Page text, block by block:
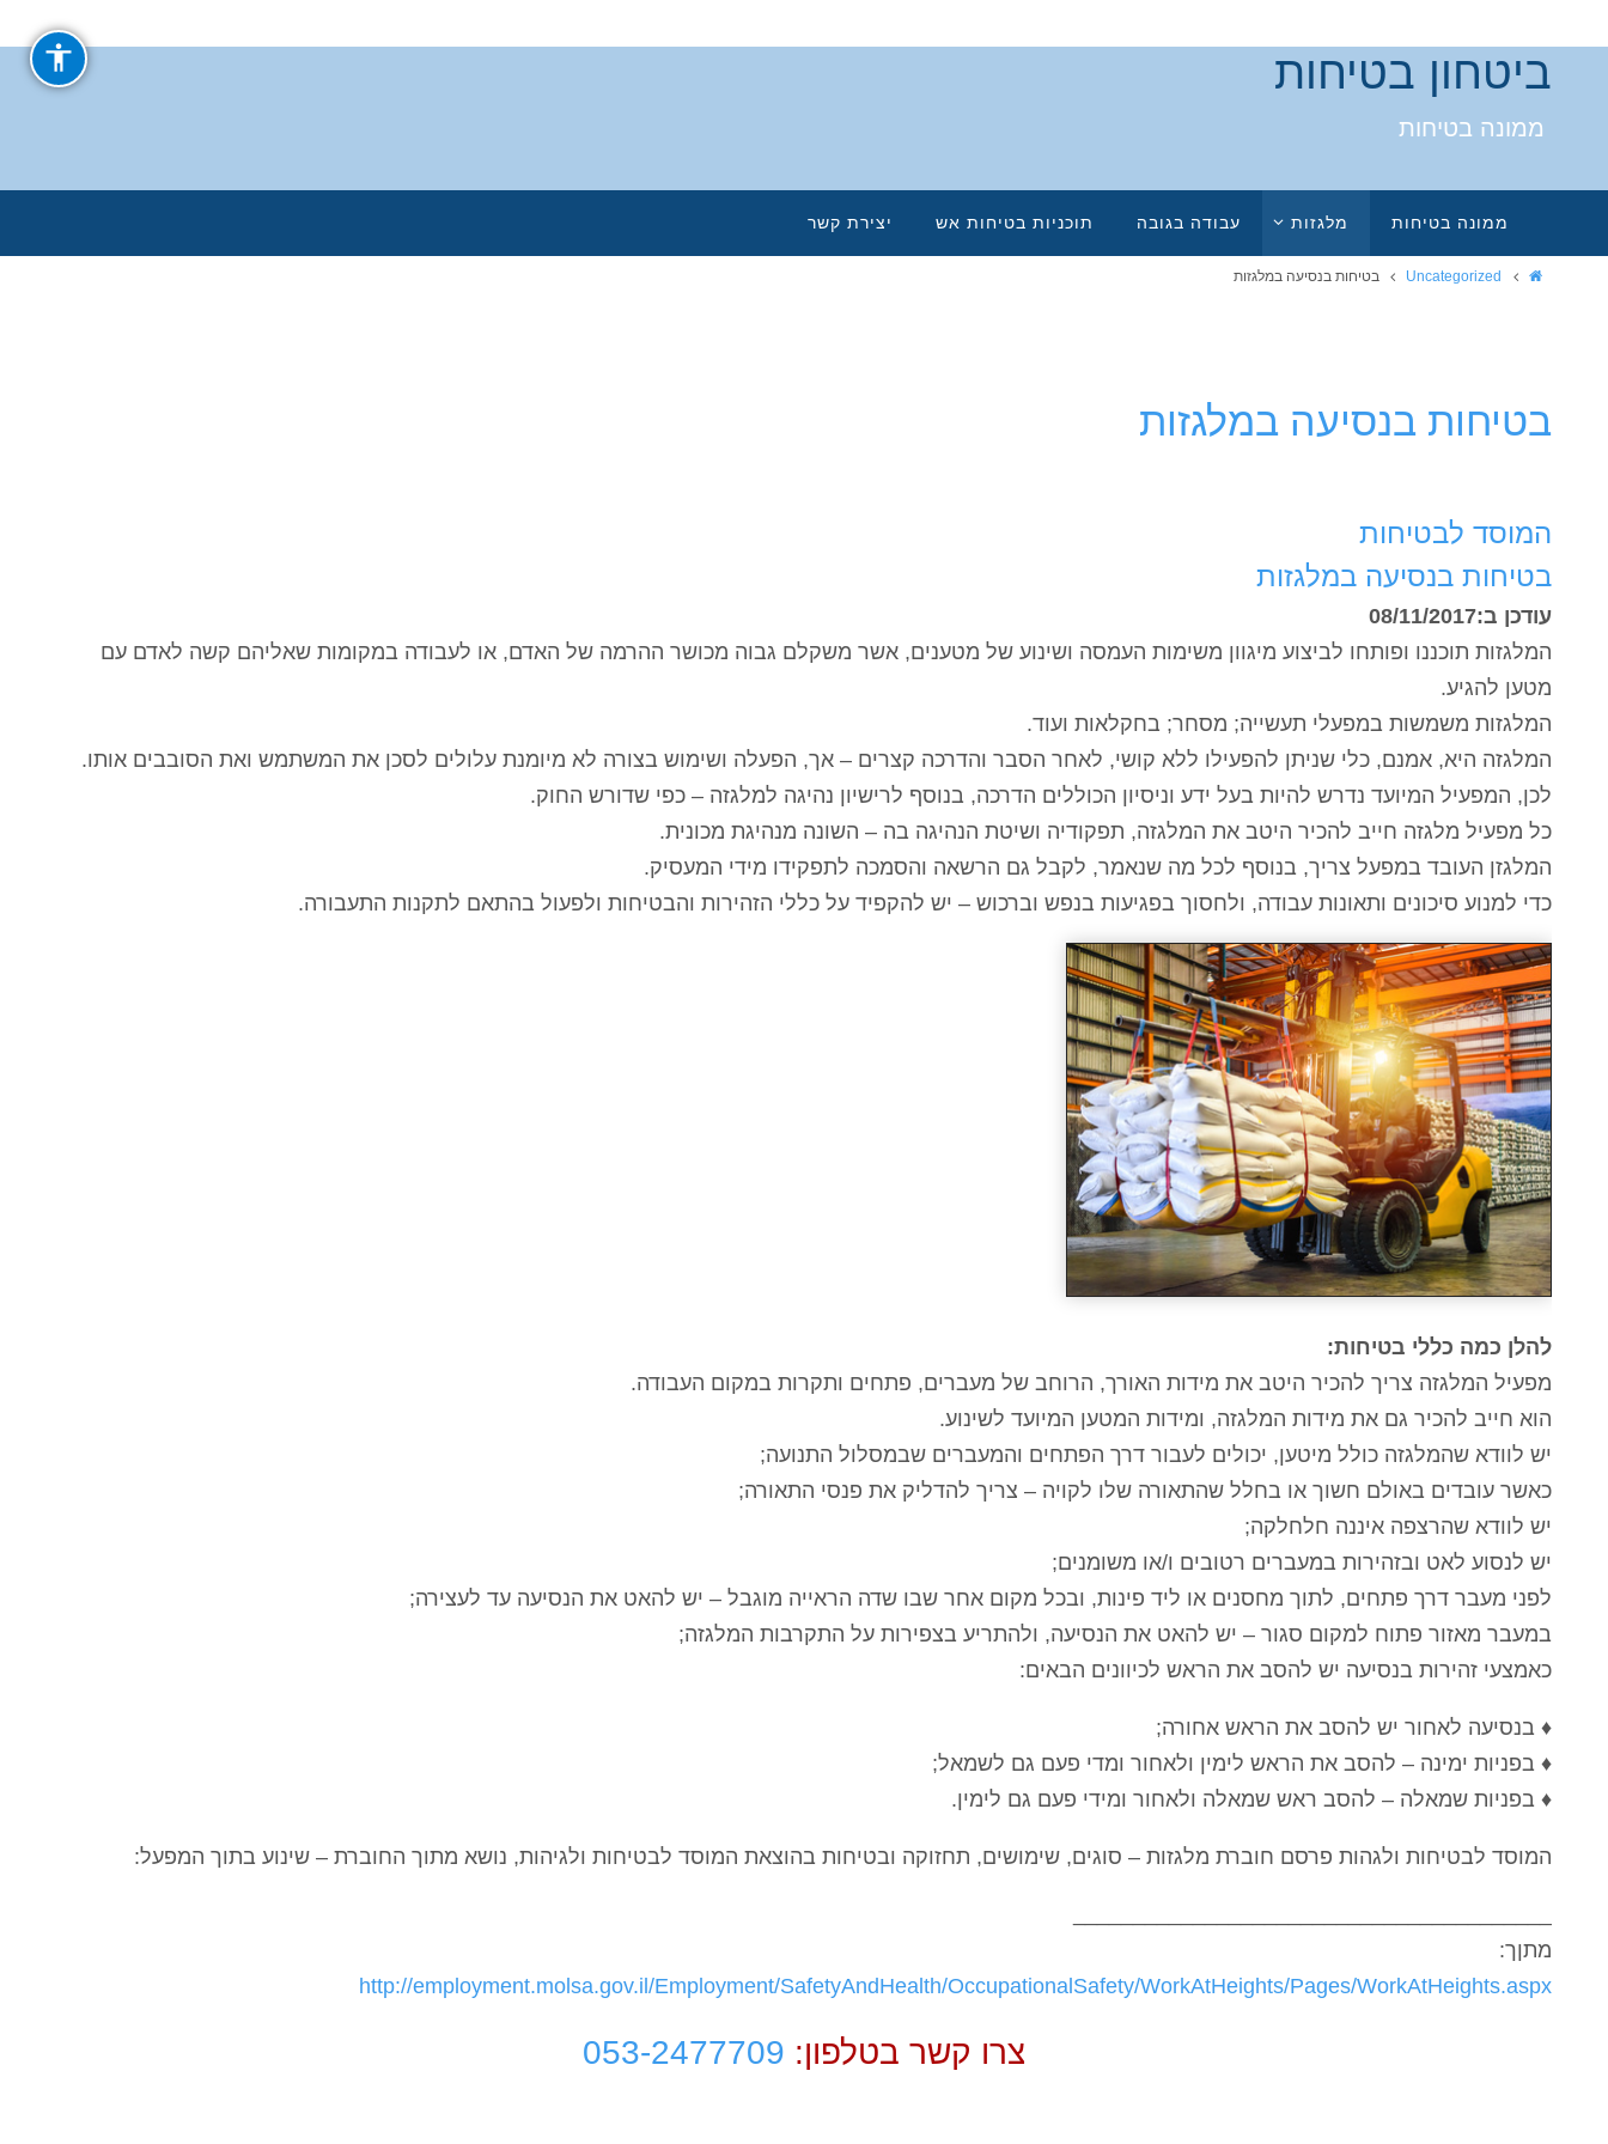
ביטחון בטיחות
ממונה בטיחות
ממונה בטיחות מלגזות עבודה בגובה תוכניות בטיחות אש יצירת קשר
Uncategorized בטיחות בנסיעה במלגזות
בטיחות בנסיעה במלגזות
המוסד לבטיחות
בטיחות בנסיעה במלגזות
עודכן ב:08/11/2017
המלגזות תוכננו ופותחו לביצוע מיגוון משימות העמסה ושינוע של מטענים, אשר משקלם גבוה מכושר ההרמה של האדם, או לעבודה במקומות שאליהם קשה לאדם עם
מטען להגיע.
המלגזות משמשות במפעלי תעשייה; מסחר; בחקלאות ועוד.
המלגזה היא, אמנם, כלי שניתן להפעילו ללא קושי, לאחר הסבר והדרכה קצרים – אך, הפעלה ושימוש בצורה לא מיומנת עלולים לסכן את המשתמש ואת הסובבים אותו.
לכן, המפעיל המיועד נדרש להיות בעל ידע וניסיון הכוללים הדרכה, בנוסף לרישיון נהיגה למלגזה – כפי שדורש החוק.
כל מפעיל מלגזה חייב להכיר היטב את המלגזה, תפקודיה ושיטת הנהיגה בה – השונה מנהיגת מכונית.
המלגזן העובד במפעל צריך, בנוסף לכל מה שנאמר, לקבל גם הרשאה והסמכה לתפקידו מידי המעסיק.
כדי למנוע סיכונים ותאונות עבודה, ולחסוך בפגיעות בנפש וברכוש – יש להקפיד על כללי הזהירות והבטיחות ולפעול בהתאם לתקנות התעבורה.
להלן כמה כללי בטיחות:
מפעיל המלגזה צריך להכיר היטב את מידות האורך, הרוחב של מעברים, פתחים ותקרות במקום העבודה.
הוא חייב להכיר גם את מידות המלגזה, ומידות המטען המיועד לשינוע.
יש לוודא שהמלגזה כולל מיטען, יכולים לעבור דרך הפתחים והמעברים שבמסלול התנועה;
כאשר עובדים באולם חשוך או בחלל שהתאורה שלו לקויה – צריך להדליק את פנסי התאורה;
יש לוודא שהרצפה איננה חלחלקה;
יש לנסוע לאט ובזהירות במעברים רטובים ו/או משומנים;
לפני מעבר דרך פתחים, לתוך מחסנים או ליד פינות, ובכל מקום אחר שבו שדה הראייה מוגבל – יש להאט את הנסיעה עד לעצירה;
במעבר מאזור פתוח למקום סגור – יש להאט את הנסיעה, ולהתריע בצפירות על התקרבות המלגזה;
כאמצעי זהירות בנסיעה יש להסב את הראש לכיוונים הבאים:
♦ בנסיעה לאחור יש להסב את הראש אחורה;
♦ בפניות ימינה – להסב את הראש לימין ולאחור ומדי פעם גם לשמאל;
♦ בפניות שמאלה – להסב ראש שמאלה ולאחור ומידי פעם גם לימין.
המוסד לבטיחות ולגהות פרסם חוברת מלגזות – סוגים, שימושים, תחזוקה ובטיחות בהוצאת המוסד לבטיחות ולגיהות, נושא מתוך החוברת – שינוע בתוך המפעל:
מתןך:
http://employment.molsa.gov.il/Employment/SafetyAndHealth/OccupationalSafety/WorkAtHeights/Pages/WorkAtHeights.aspx
צרו קשר בטלפון: 053-2477709